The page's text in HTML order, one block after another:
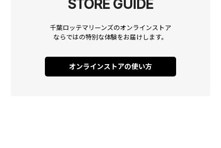
STORE GUIDE
千葉ロッテマリーンズのオンラインストア
ならではの特別な体験をお届けします。
オンラインストアの使い方